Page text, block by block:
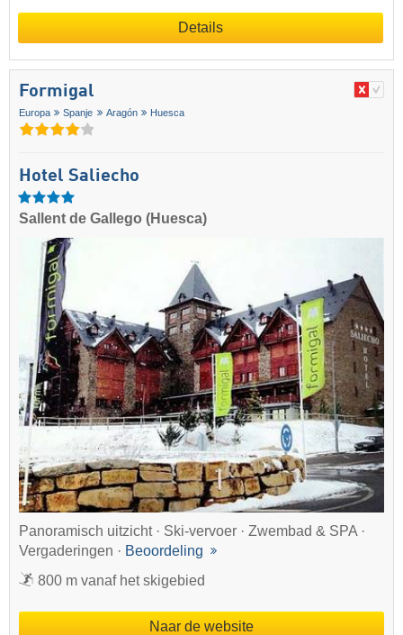
Details
Formigal
Europa Spanje Aragón Huesca
Hotel Saliecho
Sallent de Gallego (Huesca)
Panoramisch uitzicht · Ski-vervoer · Zwembad & SPA ·
Vergaderingen · Beoordeling
800 m vanaf het skigebied
Naar de website